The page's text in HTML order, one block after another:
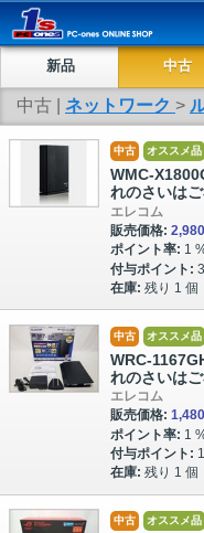
新品 中古
中古 | ネットワーク >
中古 オススメ品
WMC-
れのさいはご
エレコム
販売価格:
ポイント率: 1
付与ポイント:
在庫: 残り 1 個
中古 オススメ品
WRC-
れのさいはご
エレコム
販売価格:
ポイント率: 1
付与ポイント:
在庫: 残り 1 個
中古 オススメ品